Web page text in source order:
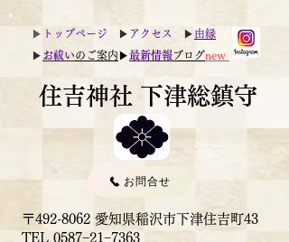
▶︎ トップページ ▶︎ アクセス ▶︎ 由縁
▶︎ お祓いのご案内 ▶︎最新情報ブログnew
住吉神社 下津総鎮守
〒492-8062 愛知県稲沢市下津住吉町43
TEL 0587−21−7363
お問合せ